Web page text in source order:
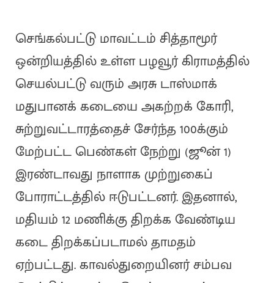
செங்கல்பட்டு மாவட்டம் சித்தாமூர்
ஒன்றியத்தில் உள்ள பழவூர் கிராமத்தில்
செயல்பட்டு வரும் அரசு டாஸ்மாக்
மதுபானக் கடையை அகற்றக் கோரி,
சுற்றுவட்டாரத்தைச் சேர்ந்த 100க்கும்
மேற்பட்ட பெண்கள் நேற்று (ஜூன் 1)
இரண்டாவது நாளாக முற்றுகைப்
போராட்டத்தில் ஈடுபட்டனர். இதனால்,
மதியம் 12 மணிக்கு திறக்க வேண்டிய
கடை திறக்கப்படாமல் தாமதம்
ஏற்பட்டது. காவல்துறையினர் சம்பவ